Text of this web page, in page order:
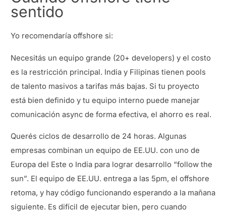
sentido
Yo recomendaría offshore si:
Necesitás un equipo grande (20+ developers) y el costo
es la restricción principal. India y Filipinas tienen pools
de talento masivos a tarifas más bajas. Si tu proyecto
está bien definido y tu equipo interno puede manejar
comunicación async de forma efectiva, el ahorro es real.
Querés ciclos de desarrollo de 24 horas. Algunas
empresas combinan un equipo de EE.UU. con uno de
Europa del Este o India para lograr desarrollo “follow the
sun”. El equipo de EE.UU. entrega a las 5pm, el offshore
retoma, y hay código funcionando esperando a la mañana
siguiente. Es difícil de ejecutar bien, pero cuando